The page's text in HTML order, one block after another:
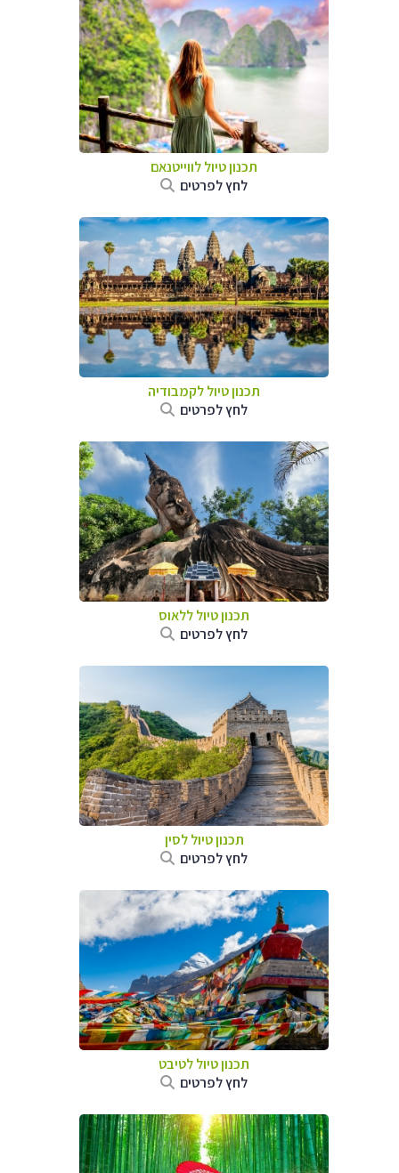
תכנון טיול לווייטנאם
לחץ לפרטים
תכנון טיוללקמבודיה
לחץ לפרטים
תכנון טיולללאוס
לחץ לפרטים
תכנון טיוללסין
לחץ לפרטים
תכנון טיוללטיבט
לחץ לפרטים